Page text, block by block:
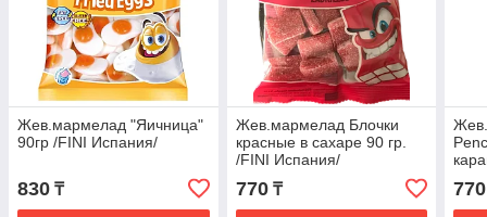
Жев.мармелад "Яичница"
90гр /FINI Испания/
830 ₸
Жев.мармелад Блочки
красные в сахаре 90 гр.
/FINI Испания/
770₸ 770